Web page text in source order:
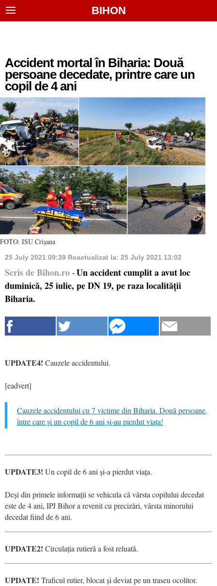
BIHON
Accident mortal în Biharia: Două
persoane decedate, printre care un
copil de 4 ani
FOTO: ISU Crișana
25 July 2021 09:39 Reactualizat la: 25 July 2021 13:02
Scris de Bihon.ro - Un accident cumplit a avut loc
duminică, 25 iulie, pe DN 19, pe raza localității
Biharia.
UPDATE4! Cauzele accidentului.
[eadvert]
Cauzele accidentului cu 7 victime din Biharia. Două persoane,
între care și un copil de 6 ani și-au pierdut viața!
UPDATE3! Un copil de 6 ani și-a pierdut viața.
Deși din primele informații se vehicula că vârsta copilului decedat
este de 4 ani, IPJ Bihor a revenit cu precizări, vârsta minorului
decedat fiind de 6 ani.
UPDATE2! Circulația rutieră a fost reluată.
UPDATE! Traficul rutier, blocat și deviat pe un traseu ocolitor.